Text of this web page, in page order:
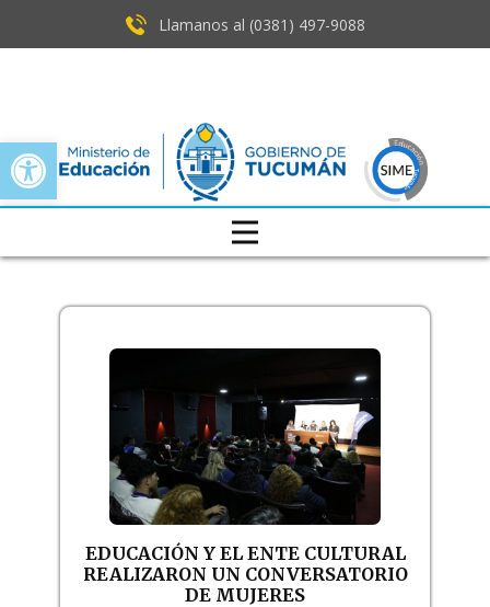
Open toolbar
Llamanos al (0381) ​497-9088
EDUCACIÓN Y EL ENTE CULTURAL
REALIZARON UN CONVERSATORIO
DE MUJERES